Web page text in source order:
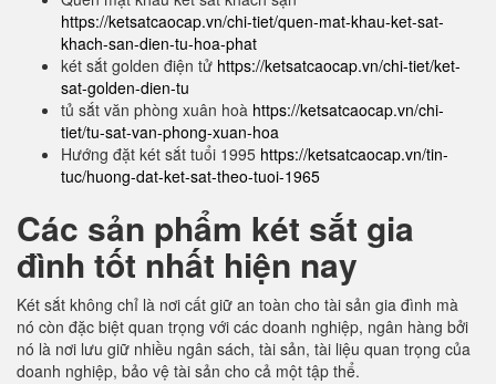
https://ketsatcaocap.vn/chi-tiet/quen-mat-khau-ket-sat-
khach-san-dien-tu-hoa-phat
két sắt golden điện tử https://ketsatcaocap.vn/chi-tiet/ket-
sat-golden-dien-tu
tủ sắt văn phòng xuân hoà https://ketsatcaocap.vn/chi-
tiet/tu-sat-van-phong-xuan-hoa
Hướng đặt két sắt tuổi 1995 https://ketsatcaocap.vn/tin-
tuc/huong-dat-ket-sat-theo-tuoi-1965
Các sản phẩm két sắt gia
đình tốt nhất hiện nay
Két sắt không chỉ là nơi cất giữ an toàn cho tài sản gia đình mà
nó còn đặc biệt quan trọng với các doanh nghiệp, ngân hàng bởi
nó là nơi lưu giữ nhiều ngân sách, tài sản, tài liệu quan trọng của
doanh nghiệp, bảo vệ tài sản cho cả một tập thể.